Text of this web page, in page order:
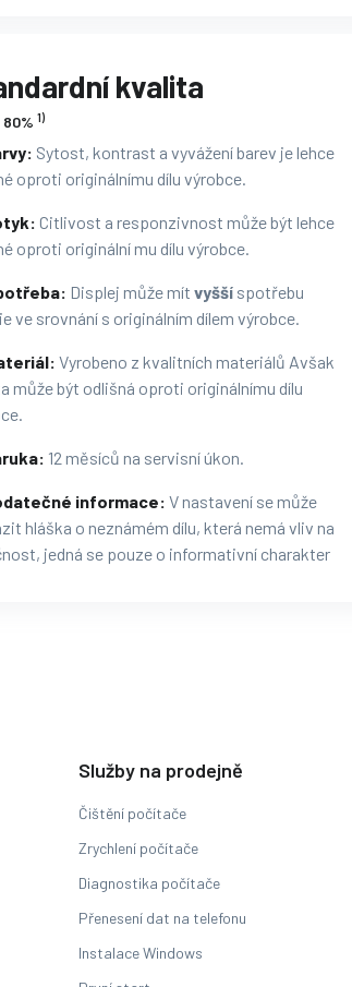
kvalita
80% 1)
Sytost, kontrast a vyvážení barev je lehce
oproti originálnímu dílu výrobce.
Citlivost a responzivnost může být lehce
oproti originální mu dílu výrobce.
Displej může mít vyšší spotřebu
ve srovnání s originálním dílem výrobce.
Vyrobeno z kvalitních materiálů Avšak
může být odlišná oproti originálnímu dílu
12 měsíců na servisní úkon.
informace: V nastavení se může
hláška o neznámém dílu, která nemá vliv na
jedná se pouze o informativní charakter
Služby na prodejně
Čištění počítače
Zrychlení počítače
Diagnostika počítače
Přenesení dat na telefonu
Instalace Windows